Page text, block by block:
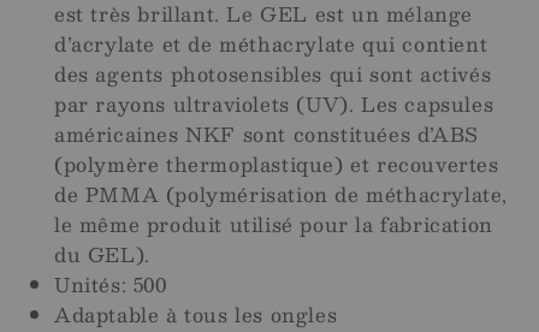
est très brillant. Le GEL est un mélange
d’acrylate et de méthacrylate qui contient
des agents photosensibles qui sont activés
par rayons ultraviolets (UV). Les capsules
américaines NKF sont constituées d’ABS
(polymère thermoplastique) et recouvertes
de PMMA (polymérisation de méthacrylate,
le même produit utilisé pour la fabrication
du GEL).
Unités: 500
Adaptable à tous les ongles